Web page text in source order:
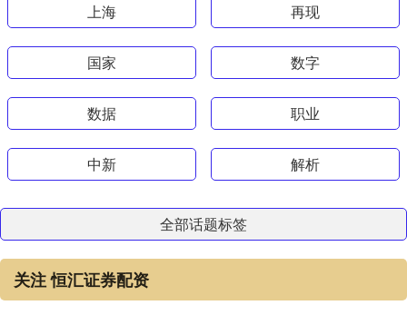
上海 再现
国家 数字
数据 职业
中新 解析
全部话题标签
关注 恒汇证券配资